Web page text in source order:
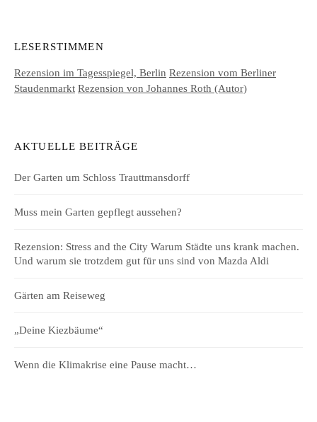
LESERSTIMMEN
Rezension im Tagesspiegel, Berlin Rezension vom Berliner
Staudenmarkt Rezension von Johannes Roth (Autor)
AKTUELLE BEITRÄGE
Der Garten um Schloss Trauttmansdorff
Muss mein Garten gepflegt aussehen?
Rezension: Stress and the City Warum Städte uns krank machen.
Und warum sie trotzdem gut für uns sind von Mazda Aldi
Gärten am Reiseweg
„Deine Kiezbäume“
Wenn die Klimakrise eine Pause macht…